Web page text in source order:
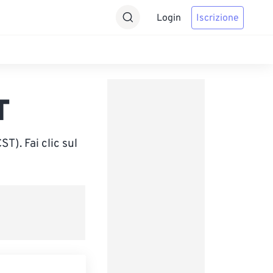
Login Iscrizione
Fai clic sul